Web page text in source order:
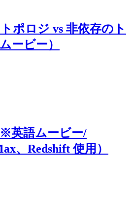
ポロジ vs 非依存のト
ービー）
英語ムービー/
、Redshift 使用）